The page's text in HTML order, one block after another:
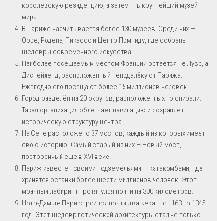
королевскую резиденцию, а затем — в крупнейший музей
мира.
В Париже насчитывается более 130 музеев. Среди них —
Орсе, Родена, Пикассо и Центр Помпиду, где собраны
шедевры современного искусства.
Наиболее посещаемым местом Франции остаётся не Лувр, а
Диснейленд, расположенный неподалёку от Парижа.
Ежегодно его посещают более 15 миллионов человек.
Город разделён на 20 округов, расположенных по спирали.
Такая организация облегчает навигацию и сохраняет
историческую структуру центра.
На Сене расположено 37 мостов, каждый из которых имеет
свою историю. Самый старый из них — Новый мост,
построенный ещё в XVI веке.
Париж известен своими подземельями — катакомбами, где
хранятся останки более шести миллионов человек. Этот
мрачный лабиринт протянулся почти на 300 километров.
Нотр-Дам де Пари строился почти два века — с 1163 по 1345
год. Этот шедевр готической архитектуры стал не только